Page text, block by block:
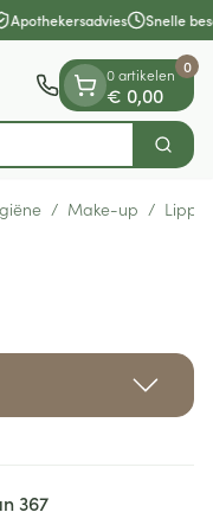
Apothekersadvies Snelle
Zoek
0 artikelen
€ 0,00
0
/ Make-up /
367